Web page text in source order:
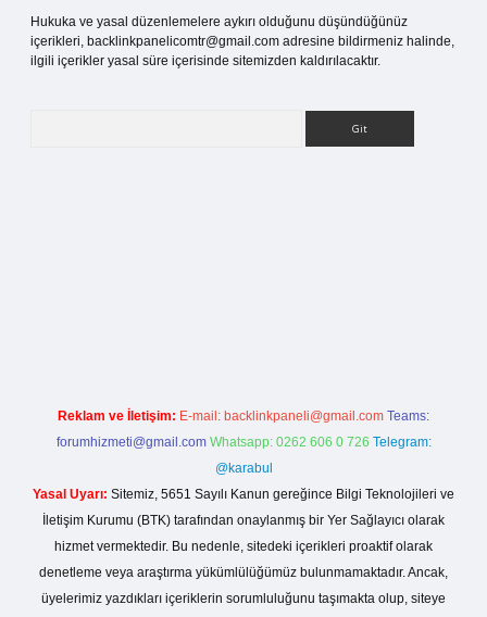
Hukuka ve yasal düzenlemelere aykırı olduğunu düşündüğünüz
içerikleri, backlinkpanelicomtr@gmail.com adresine bildirmeniz halinde,
ilgili içerikler yasal süre içerisinde sitemizden kaldırılacaktır.
Reklam ve İletişim: E-mail: backlinkpaneli@gmail.com Teams:
forumhizmeti@gmail.com Whatsapp: 0262 606 0 726 Telegram:
@karabul
Yasal Uyarı: Sitemiz, 5651 Sayılı Kanun gereğince Bilgi Teknolojileri ve
İletişim Kurumu (BTK) tarafından onaylanmış bir Yer Sağlayıcı olarak
hizmet vermektedir. Bu nedenle, sitedeki içerikleri proaktif olarak
denetleme veya araştırma yükümlülüğümüz bulunmamaktadır. Ancak,
üyelerimiz yazdıkları içeriklerin sorumluluğunu taşımakta olup, siteye